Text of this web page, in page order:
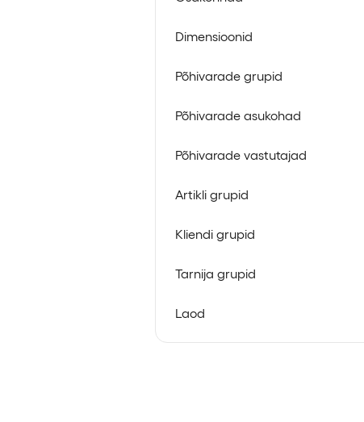
Dimensioonid
Põhivarade grupid
Põhivarade asukohad
Põhivarade vastutajad
Artikli grupid
Kliendi grupid
Tarnija grupid
Laod